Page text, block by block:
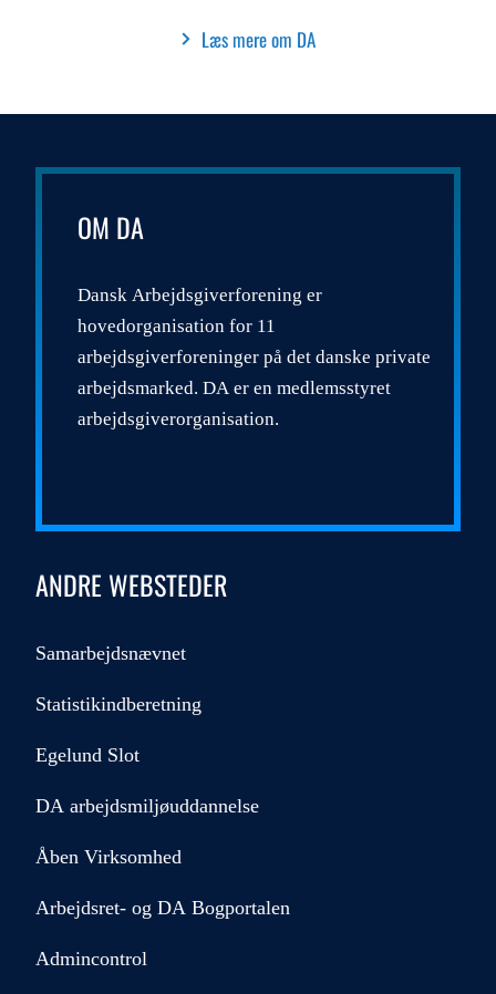
Læs mere om DA
OM DA
Dansk Arbejdsgiverforening er
hovedorganisation for 11
arbejdsgiverforeninger på det danske private
arbejdsmarked. DA er en medlemsstyret
arbejdsgiverorganisation.
ANDRE WEBSTEDER
Samarbejdsnævnet
Statistikindberetning
Egelund Slot
DA arbejdsmiljøuddannelse
Åben Virksomhed
Arbejdsret- og DA Bogportalen
Admincontrol